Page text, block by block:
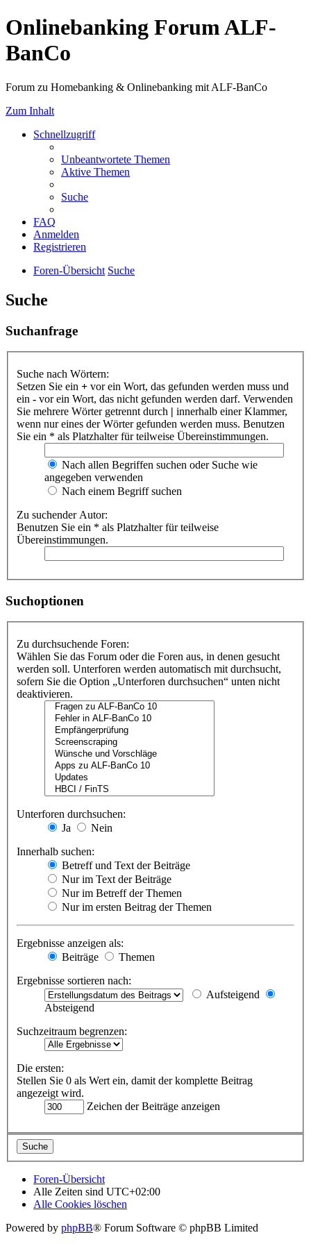
Onlinebanking Forum ALF-
BanCo
Forum zu Homebanking & Onlinebanking mit ALF-BanCo
Zum Inhalt
Schnellzugriff
Unbeantwortete Themen
Aktive Themen
Suche
FAQ
Anmelden
Registrieren
Foren-Übersicht Suche
Suche
Suchanfrage
Suche nach Wörtern:
Setzen Sie ein + vor ein Wort, das gefunden werden muss und
ein - vor ein Wort, das nicht gefunden werden darf. Verwenden
Sie mehrere Wörter getrennt durch | innerhalb einer Klammer,
wenn nur eines der Wörter gefunden werden muss. Benutzen
Sie ein * als Platzhalter für teilweise Übereinstimmungen.
Nach allen Begriffen suchen oder Suche wie
angegeben verwenden
Nach einem Begriff suchen
Zu suchender Autor:
Benutzen Sie ein * als Platzhalter für teilweise
Übereinstimmungen.
Suchoptionen
Zu durchsuchende Foren:
Wählen Sie das Forum oder die Foren aus, in denen gesucht
werden soll. Unterforen werden automatisch mit durchsucht,
sofern Sie die Option „Unterforen durchsuchen“ unten nicht
deaktivieren.
Unterforen durchsuchen:
Ja
Nein
Innerhalb suchen:
Betreff und Text der Beiträge
Nur im Text der Beiträge
Nur im Betreff der Themen
Nur im ersten Beitrag der Themen
Ergebnisse anzeigen als:
Beiträge
Themen
Ergebnisse sortieren nach:
Aufsteigend
Absteigend
Suchzeitraum begrenzen:
Die ersten:
Stellen Sie 0 als Wert ein, damit der komplette Beitrag
angezeigt wird.
Zeichen der Beiträge anzeigen
Foren-Übersicht
Alle Zeiten sind UTC+02:00
Alle Cookies löschen
Powered by phpBB® Forum Software © phpBB Limited